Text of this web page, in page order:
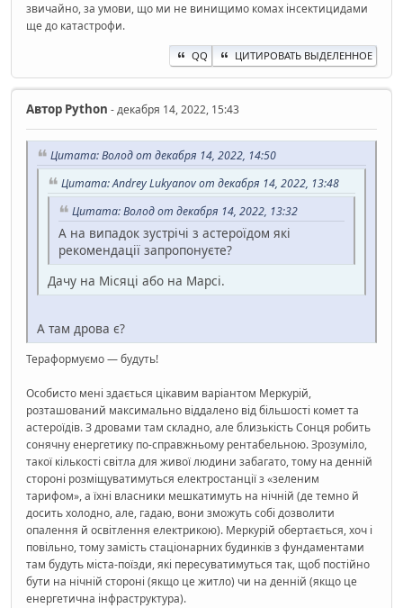
звичайно, за умови, що ми не винищимо комах інсектицидами
ще до катастрофи.
QQ ЦИТИРОВАТЬ ВЫДЕЛЕННОЕ
Автор Python - декабря 14, 2022, 15:43
Цитата: Волод от декабря 14, 2022, 14:50
Цитата: Andrey Lukyanov от декабря 14, 2022, 13:48
Цитата: Волод от декабря 14, 2022, 13:32
А на випадок зустрічі з астероїдом які
рекомендації запропонуєте?
Дачу на Місяці або на Марсі.
А там дрова є?
Тераформуємо — будуть!
Особисто мені здається цікавим варіантом Меркурій,
розташований максимально віддалено від більшості комет та
астероїдів. З дровами там складно, але близькість Сонця робить
сонячну енергетику по-справжньому рентабельною. Зрозуміло,
такої кількості світла для живої людини забагато, тому на денній
стороні розміщуватимуться електростанції з «зеленим
тарифом», а їхні власники мешкатимуть на нічній (де темно й
досить холодно, але, гадаю, вони зможуть собі дозволити
опалення й освітлення електрикою). Меркурій обертається, хоч і
повільно, тому замість стаціонарних будинків з фундаментами
там будуть міста-поїзди, які пересуватимуться так, щоб постійно
бути на нічній стороні (якщо це житло) чи на денній (якщо це
енергетична інфраструктура).